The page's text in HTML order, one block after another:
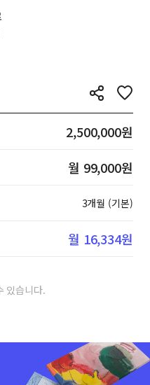
2,500,000원
월 99,000원
3개월 (기본)
월 16,334원
있습니다.